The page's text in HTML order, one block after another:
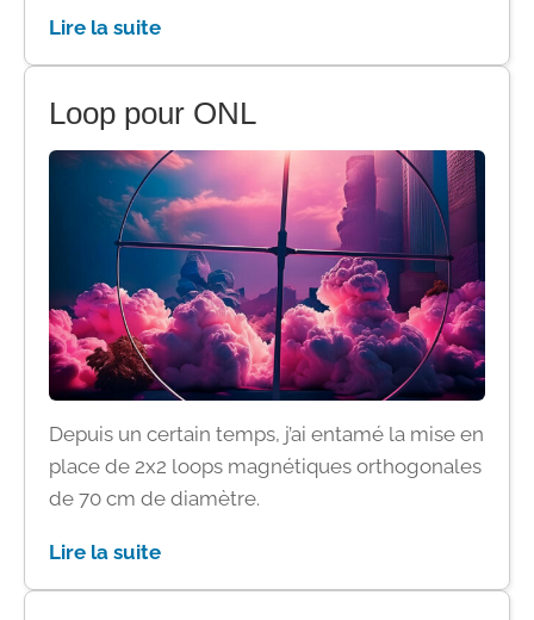
Lire la suite
Loop pour ONL
Depuis un certain temps, j’ai entamé la mise en
place de 2x2 loops magnétiques orthogonales
de 70 cm de diamètre.
Lire la suite